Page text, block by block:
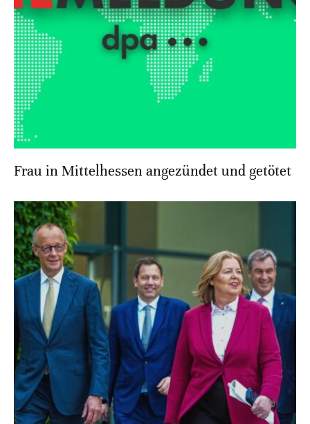
Frau in Mittelhessen angezündet und getötet